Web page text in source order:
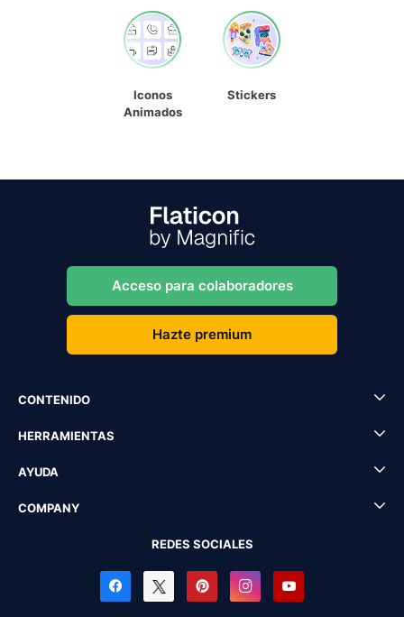
Iconos
Animados
Stickers
Acceso para colaboradores
Hazte premium
CONTENIDO
HERRAMIENTAS
AYUDA
COMPANY
REDES SOCIALES